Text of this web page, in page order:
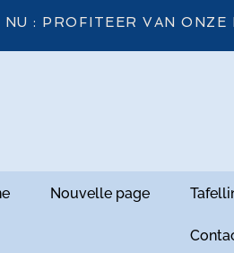
NU : PROFITEER VAN ONZE
Nouvelle page